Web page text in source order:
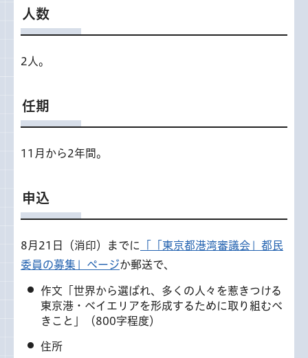
人数
2人。
任期
11月から2年間。
申込
8月21日（消印）までに
「「東京都港湾審議会」都民
委員の募集」ページか郵送で、
作文「世界から選ばれ、多くの人々を惹きつける
東京港・ベイエリアを形成するために取り組むべ
きこと」（800字程度）
住所